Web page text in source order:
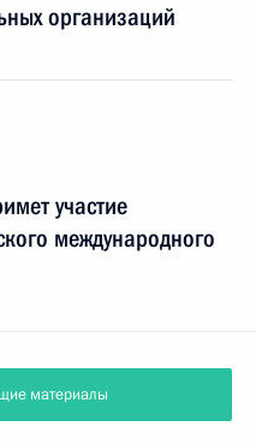
организаций
участие
международного
материалы